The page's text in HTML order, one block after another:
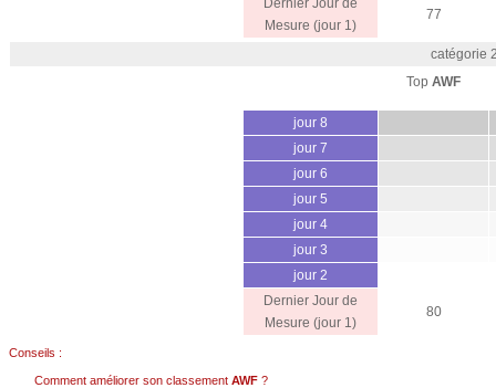
Dernier Jour de
Mesure (jour 1)
77
catégorie
Top AWF
jour 8
jour 7
jour 6
jour 5
jour 4
jour 3
jour 2
Dernier Jour de
Mesure (jour 1)
80
Conseils :
Comment améliorer son classement AWF ?